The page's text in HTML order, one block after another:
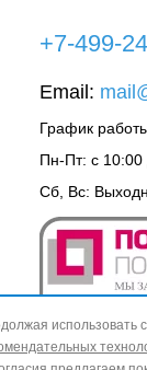
+7-499-
Email:
График
Пн-Пт: с 10:00
Сб, Вс:
использовать